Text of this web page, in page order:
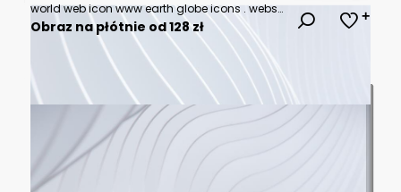
world web icon www earth globe icons . website icon for contact icons
Obraz na płótnie od 128 zł